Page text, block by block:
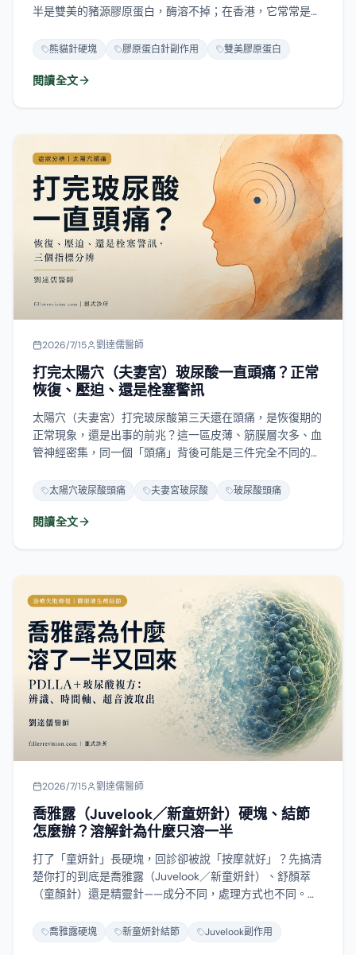
半是雙美的豬源膠原蛋白，酶溶不掉；在香港，它常常是
這篇說明膠原蛋白填充物的兩種硬塊：反覆補打堆疊型和反
及什麼時候該用超音波定位、物理取出。
熊貓針硬塊 膠原蛋白針副作用 雙美膠原蛋白
閱讀全文
2026/7/15 劉達儒醫師
打完太陽穴（夫妻宮）玻尿酸一直頭痛？正常
恢復、壓迫、還是栓塞警訊
太陽穴（夫妻宮）打完玻尿酸第三天還在頭痛，是恢復期的
正常現象，還是出事的前兆？這一區皮薄、筋膜層次多、血
管神經密集，同一個「頭痛」背後可能是三件完全不同的
迫、以及最需要警覺的血管性疼痛。這篇教你用時間軸、痛
時候該處理、什麼時候必須立刻就醫。
太陽穴玻尿酸頭痛 夫妻宮玻尿酸 玻尿酸頭痛
閱讀全文
2026/7/15 劉達儒醫師
喬雅露（Juvelook／新童妍針）硬塊、結節
怎麼辦？溶解針為什麼只溶一半
打了「童妍針」長硬塊，回診卻被說「按摩就好」？先搞清
楚你打的到底是喬雅露（Juvelook／新童妍針）、舒顏萃
（童顏針）還是精靈針——成分不同，處理方式也不同。喬
酸那一半，PDLLA 與它刺激長出的膠原溶不掉，這就是為
喬雅露硬塊 新童妍針結節 Juvelook副作用